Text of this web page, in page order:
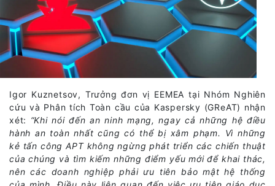
Igor Kuznetsov, Trưởng đơn vị EEMEA tại Nhóm Nghiên
cứu và Phân tích Toàn cầu của Kaspersky (GReAT) nhận
xét: “Khi nói đến an ninh mạng, ngay cả những hệ điều
hành an toàn nhất cũng có thể bị xâm phạm. Vì những
kẻ tấn công APT không ngừng phát triển các chiến thuật
của chúng và tìm kiếm những điểm yếu mới để khai thác,
nên các doanh nghiệp phải ưu tiên bảo mật hệ thống